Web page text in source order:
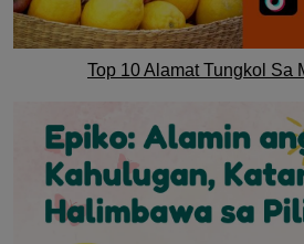
Top 10 Alamat Tungkol Sa